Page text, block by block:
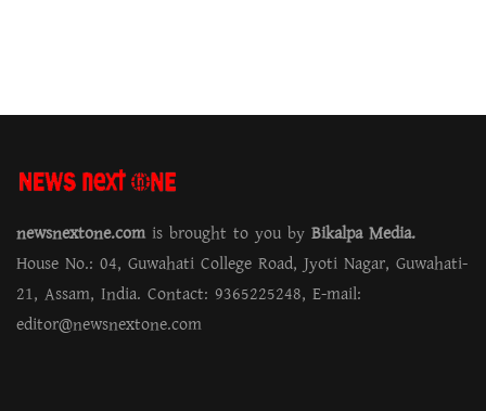
newsnextone.com is brought to you by Bikalpa Media.
House No.: 04, Guwahati College Road, Jyoti Nagar, Guwahati-
21, Assam, India. Contact: 9365225248, E-mail:
editor@newsnextone.com